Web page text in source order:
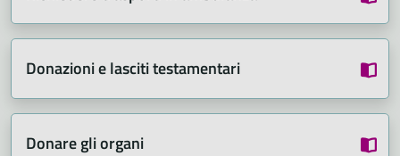
Donazioni e lasciti testamentari
Donare gli organi